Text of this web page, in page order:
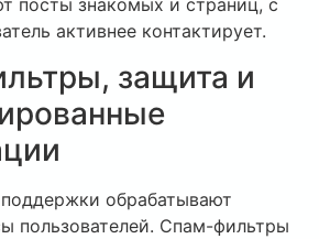
активнее контактирует.
защита и
обрабатывают
пользователей. Спам-фильтры